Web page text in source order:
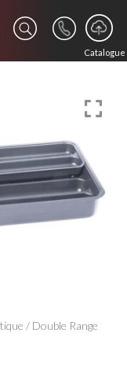
Catalogue
/ Double Range